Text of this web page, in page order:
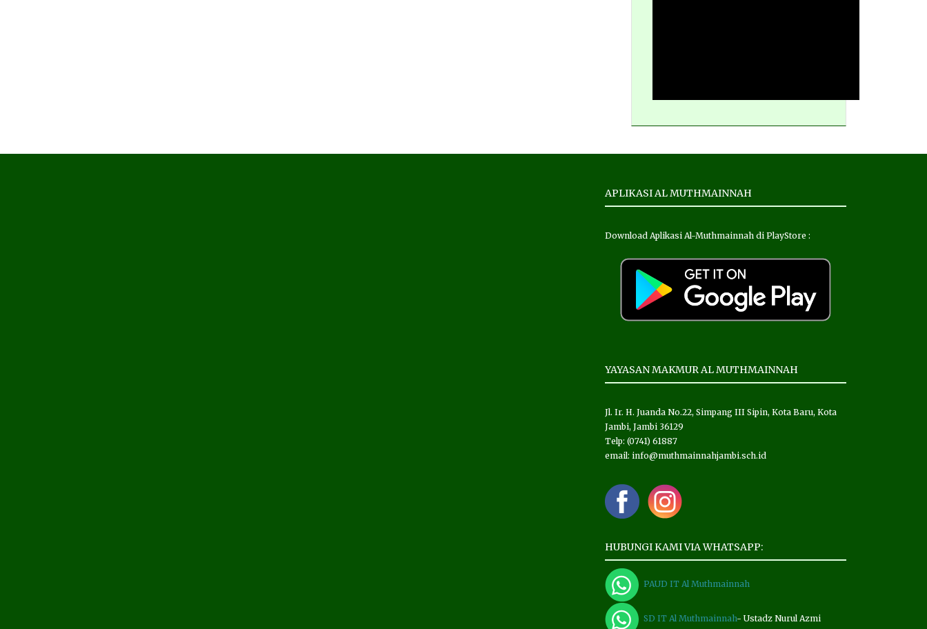
APLIKASI AL MUTHMAINNAH
Download Aplikasi Al-Muthmainnah di PlayStore :
YAYASAN MAKMUR AL MUTHMAINNAH
Jl. Ir. H. Juanda No.22, Simpang III Sipin, Kota Baru, Kota
Jambi, Jambi 36129
Telp: (0741) 61887
email: info@muthmainnahjambi.sch.id
HUBUNGI KAMI VIA WHATSAPP:
PAUD IT Al Muthmainnah
SD IT Al Muthmainnah- Ustadz Nurul Azmi